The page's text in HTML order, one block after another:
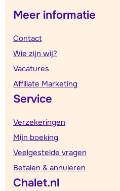
Meer informatie
Contact
Wie zijn wij?
Vacatures
Affiliate Marketing
Service
Verzekeringen
Mijn boeking
Veelgestelde vragen
Betalen & annuleren
Chalet.nl